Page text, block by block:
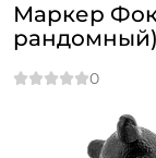
Маркер